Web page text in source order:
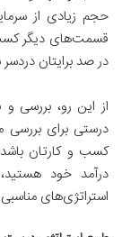
حجم زیادی از
قسمت‌های دیگر کسب
در صد برایتان
از این رو، بررسی
درستی برای بررسی
کسب و کارتان
درآمد خود
استراتژی‌های